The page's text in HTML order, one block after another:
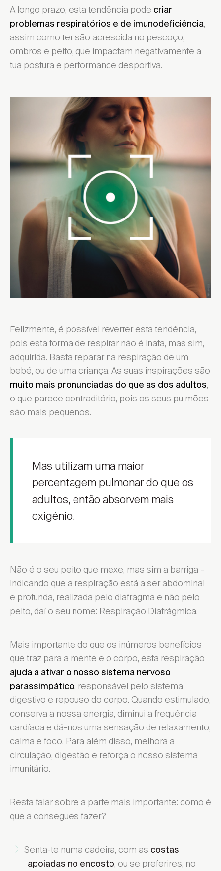
A longo prazo, esta tendência pode criar
problemas respiratórios e de imunodeficiência,
assim como tensão acrescida no pescoço,
ombros e peito, que impactam negativamente a
tua postura e performance desportiva.
Felizmente, é possível reverter esta tendência,
pois esta forma de respirar não é inata, mas sim,
adquirida. Basta reparar na respiração de um
bebé, ou de uma criança. As suas inspirações são
muito mais pronunciadas do que as dos adultos,
o que parece contraditório, pois os seus pulmões
são mais pequenos.
Mas utilizam uma maior
percentagem pulmonar do que os
adultos, então absorvem mais
oxigénio.
Não é o seu peito que mexe, mas sim a barriga –
indicando que a respiração está a ser abdominal
e profunda, realizada pelo diafragma e não pelo
peito, daí o seu nome: Respiração Diafrágmica.
Mais importante do que os inúmeros benefícios
que traz para a mente e o corpo, esta respiração
ajuda a ativar o nosso sistema nervoso
parassimpático, responsável pelo sistema
digestivo e repouso do corpo. Quando estimulado,
conserva a nossa energia, diminui a frequência
cardíaca e dá-nos uma sensação de relaxamento,
calma e foco. Para além disso, melhora a
circulação, digestão e reforça o nosso sistema
imunitário.
Resta falar sobre a parte mais importante: como é
que a consegues fazer?
Senta-te numa cadeira, com as costas
apoiadas no encosto, ou se preferires, no